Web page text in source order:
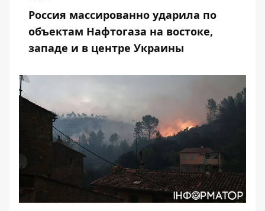
Россия массированно ударила по
объектам Нафтогаза на востоке,
западе и в центре Украины